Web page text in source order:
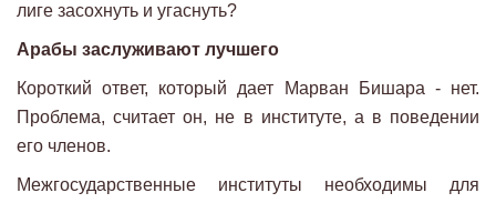
лиге засохнуть и угаснуть?
Арабы заслуживают лучшего
Короткий ответ, который дает Марван Бишара - нет.
Проблема, считает он, не в институте, а в поведении
его членов.
Межгосударственные институты необходимы для